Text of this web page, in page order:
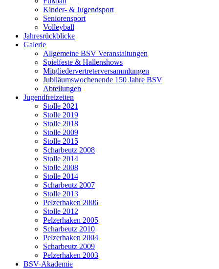
Kinder- & Jugendsport
Seniorensport
Volleyball
Jahresrückblicke
Galerie
Allgemeine BSV Veranstaltungen
Spielfeste & Hallenshows
Mitgliedervertreterversammlungen
Jubiläumswochenende 150 Jahre BSV
Abteilungen
Jugendfreizeiten
Stolle 2021
Stolle 2019
Stolle 2018
Stolle 2009
Stolle 2015
Scharbeutz 2008
Stolle 2014
Stolle 2008
Stolle 2014
Scharbeutz 2007
Stolle 2013
Pelzerhaken 2006
Stolle 2012
Pelzerhaken 2005
Scharbeutz 2010
Pelzerhaken 2004
Scharbeutz 2009
Pelzerhaken 2003
BSV-Akademie